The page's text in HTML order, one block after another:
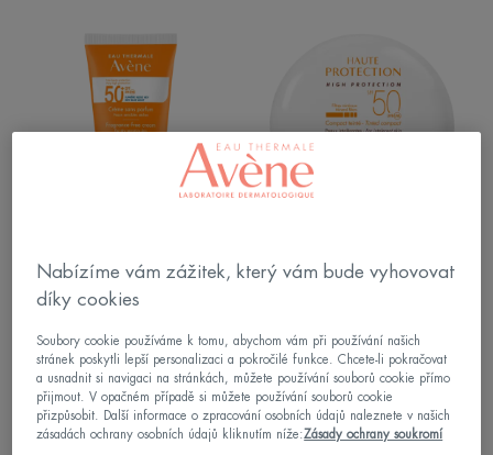
SPF
50+
bez
parfemace
Krém SPF 50+ bez
parfemace
743
make-
up
SPF
50
pleť
4.1
/
5
30
Kompaktní
Sportovní
Nabízíme vám zážitek, který vám bude vyhovovat
díky cookies
Soubory cookie používáme k tomu, abychom vám při používání našich
stránek poskytli lepší personalizaci a pokročilé funkce. Chcete-li pokračovat
a usnadnit si navigaci na stránkách, můžete používání souborů cookie přímo
přijmout. V opačném případě si můžete používání souborů cookie
přizpůsobit. Další informace o zpracování osobních údajů naleznete v našich
zásadách ochrany osobních údajů kliknutím níže:Zásady ochrany soukromí